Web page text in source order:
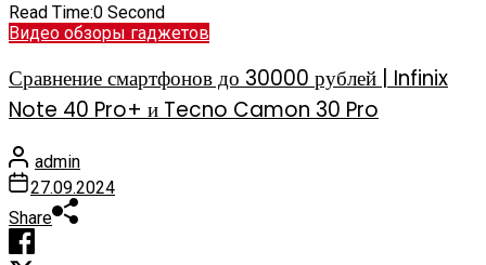
Read Time:0 Second
Видео обзоры гаджетов
Сравнение смартфонов до 30000 рублей | Infinix
Note 40 Pro+ и Tecno Camon 30 Pro
admin
27.09.2024
Share